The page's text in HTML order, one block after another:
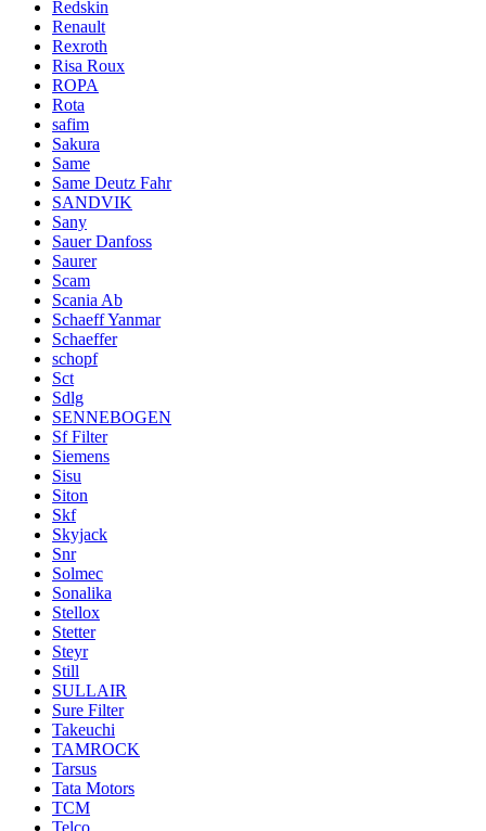
Redskin
Renault
Rexroth
Risa Roux
ROPA
Rota
safim
Sakura
Same
Same Deutz Fahr
SANDVIK
Sany
Sauer Danfoss
Saurer
Scam
Scania Ab
Schaeff Yanmar
Schaeffer
schopf
Sct
Sdlg
SENNEBOGEN
Sf Filter
Siemens
Sisu
Siton
Skf
Skyjack
Snr
Solmec
Sonalika
Stellox
Stetter
Steyr
Still
SULLAIR
Sure Filter
Takeuchi
TAMROCK
Tarsus
Tata Motors
TCM
Telco